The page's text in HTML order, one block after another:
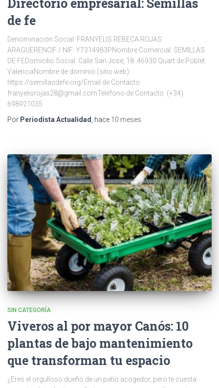
Directorio empresarial: Semillas
de fe
Denominación Social: FRANYELIS REBECA ROJAS
ARAGUERENCIF / NIF: Y7314983PNombre Comercial: SEMILLAS
DE FEDomicilio Social: Calle San José, 18. 46930 Quart de Poblet.
ValenciaNombre de dominio (sitio web):
https://semillasdefe.org/Email de Contacto:
franyelisrojas28@gmail.comTeléfono de Contacto: (+34)
698921035
Por Periodista Actualidad, hace 10 meses
SIN CATEGORÍA
Viveros al por mayor Canós: 10
plantas de bajo mantenimiento
que transforman tu espacio
¿Eres el orgulloso dueño de un patio acogedor, pero te cuesta